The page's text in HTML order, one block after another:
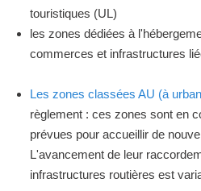
touristiques (UL)
les zones dédiées à
commerces et infrastructures
Les zones classées AU (à
règlement : ces zones sont en
prévues pour accueillir de
L'avancement de leur
infrastructures routières est